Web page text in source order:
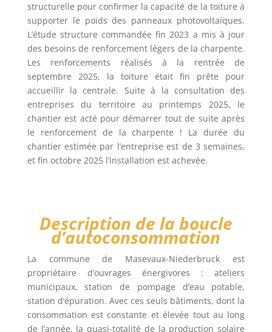
structurelle pour confirmer la capacité de la toiture à
supporter le poids des panneaux photovoltaïques.
L’étude structure commandée fin 2023 a mis à jour
des besoins de renforcement légers de la charpente.
Les renforcements réalisés à la rentrée de
septembre 2025, la toiture était fin prête pour
accueillir la centrale. Suite à la consultation des
entreprises du territoire au printemps 2025, le
chantier est acté pour démarrer tout de suite après
le renforcement de la charpente ! La durée du
chantier estimée par l’entreprise est de 3 semaines,
et fin octobre 2025 l’installation est achevée.
Description de la boucle
d’autoconsommation
La commune de Masevaux-Niederbruck est
propriétaire d’ouvrages énergivores : ateliers
municipaux, station de pompage d’eau potable,
station d’épuration. Avec ces seuls bâtiments, dont la
consommation est constante et élevée tout au long
de l’année, la quasi-totalité de la production solaire